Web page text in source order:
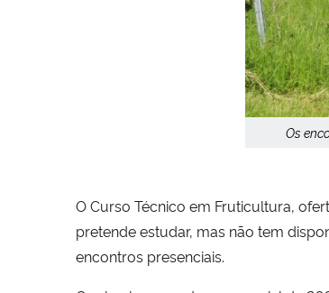
Os
O Curso Técnico em Fruticultura,
pretende estudar, mas não tem
encontros presenciais.